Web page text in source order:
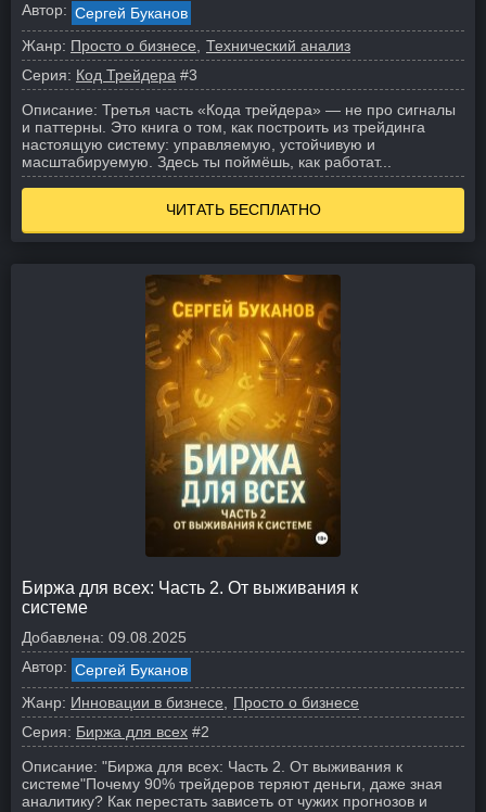
Автор: Сергей Буканов
Жанр: Просто о бизнесе
Технический анализ
Серия: Код Трейдера #3
Описание: Третья часть «Кода трейдера» — не про сигналы
и паттерны. Это книга о том, как построить из трейдинга
настоящую систему: управляемую, устойчивую и
масштабируемую. Здесь ты поймёшь, как работат...
ЧИТАТЬ БЕСПЛАТНО
Биржа для всех: Часть 2. От выживания к
системе
Добавлена: 09.08.2025
Автор: Сергей Буканов
Жанр: Инновации в бизнесе
Просто о бизнесе
Серия: Биржа для всех #2
Описание: "Биржа для всех: Часть 2. От выживания к
системе"Почему 90% трейдеров теряют деньги, даже зная
аналитику? Как перестать зависеть от чужих прогнозов и